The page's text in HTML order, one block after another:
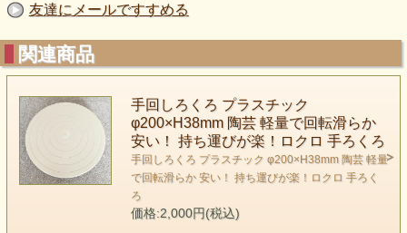
友達にメールですすめる
関連商品
手回しろくろ プラスチック
φ200×H38mm 陶芸 軽量で回転滑らか
安い！ 持ち運びが楽！ロクロ 手ろくろ
手回しろくろ プラスチック φ200×H38mm 陶芸 軽量
で回転滑らか 安い！ 持ち運びが楽！ロクロ 手ろく
ろ
価格:2,000円(税込)